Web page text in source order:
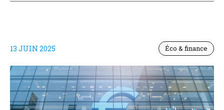
13 JUIN 2025 Éco & finance